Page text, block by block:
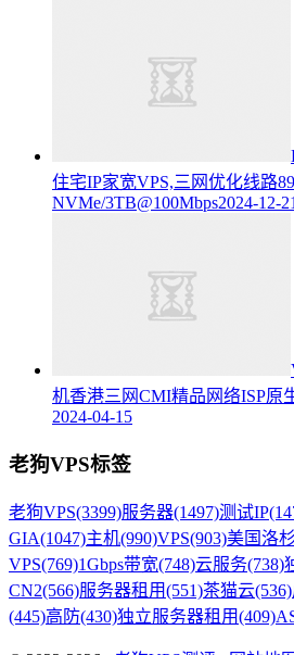
住宅IP家宽VPS,三网优化线路
NVMe/3TB@100Mbps2024-12-21
机香港三网CMI精品网络ISP原
2024-04-15
老狗VPS标签
老狗VPS(3399)服务器(1497)测试IP
GIA(1047)主机(990)VPS(903)美国洛
VPS(769)1Gbps带宽(748)云服务(738)
CN2(566)服务器租用(551)茶猫云(536)
(445)高防(430)独立服务器租用(409)